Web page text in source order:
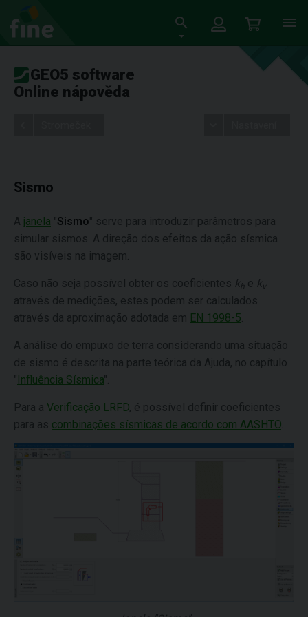
GEO5 software
Online nápověda
Sismo
A janela "Sismo" serve para introduzir parâmetros para
simular sismos. A direção dos efeitos da ação sísmica
são visíveis na imagem.
Caso não seja possível obter os coeficientes kh e k v
através de medições, estes podem ser calculados
através da aproximação adotada em EN 1998-5
A análise do empuxo de terra considerando uma situação
de sismo é descrita na parte teórica da Ajuda, no capítulo
"Influência Sísmica".
Para a Verificação LRFD, é possível definir coeficientes
para as combinações sísmicas de acordo com AASHTO